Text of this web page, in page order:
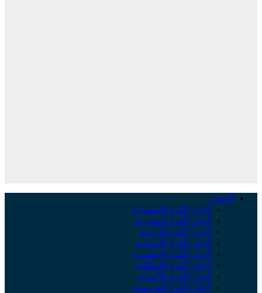
الأخبار
أخبار الكرة السعودية
أخبار الكرة المصرية
أخبار الكرة الأردنية
أخبار الكرة الإسبانية
أخبار الكرة الإنجليزية
أخبار الكرة الإيطالية
أخبار الكرة الألمانية
أخبار الكرة الفرنسية